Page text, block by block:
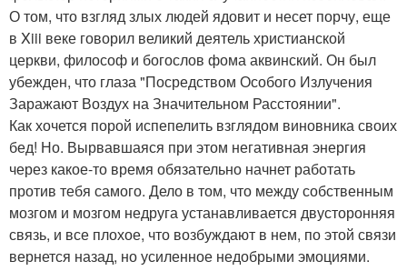
О том, что взгляд злых людей ядовит и несет порчу, еще
в Xiii веке говорил великий деятель христианской
церкви, философ и богослов фома аквинский. Он был
убежден, что глаза "Посредством Особого Излучения
Заражают Воздух на Значительном Расстоянии".
Как хочется порой испепелить взглядом виновника своих
бед! Но. Вырвавшаяся при этом негативная энергия
через какое-то время обязательно начнет работать
против тебя самого. Дело в том, что между собственным
мозгом и мозгом недруга устанавливается двусторонняя
связь, и все плохое, что возбуждают в нем, по этой связи
вернется назад, но усиленное недобрыми эмоциями.